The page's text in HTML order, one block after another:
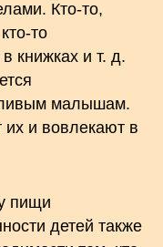
Кто-то,
то
книжках и т. д.
малышам.
и вовлекают в
пищи
детей также